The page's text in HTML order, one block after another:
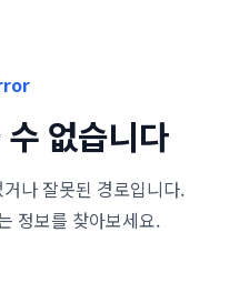
없습니다
나 잘못된 경로입니다.
정보를 찾아보세요.